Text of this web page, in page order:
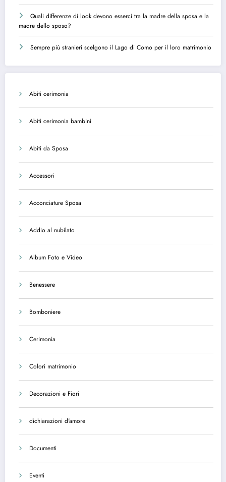
Quali differenze di look devono esserci tra la madre della sposa e la
madre dello sposo?
Sempre più stranieri scelgono il Lago di Como per il loro matrimonio
Abiti cerimonia
Abiti cerimonia bambini
Abiti da Sposa
Accessori
Acconciature Sposa
Addio al nubilato
Album Foto e Video
Benessere
Bomboniere
Cerimonia
Colori matrimonio
Decorazioni e Fiori
dichiarazioni d'amore
Documenti
Eventi